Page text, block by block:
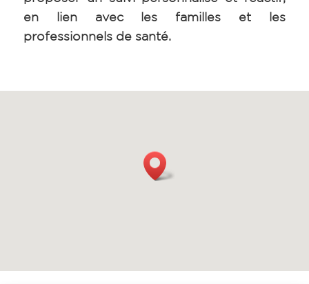
en lien avec les familles et les
professionnels de santé.